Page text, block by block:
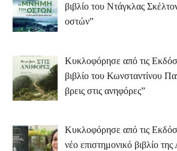
βιβλίο του Ντάγκλας
οστών”
Κυκλοφόρησε από τις
βιβλίο του Κωνσταντίνου
βρεις στις ανηφόρες”
Κυκλοφόρησε από τις
νέο επιστημονικό βιβλίο